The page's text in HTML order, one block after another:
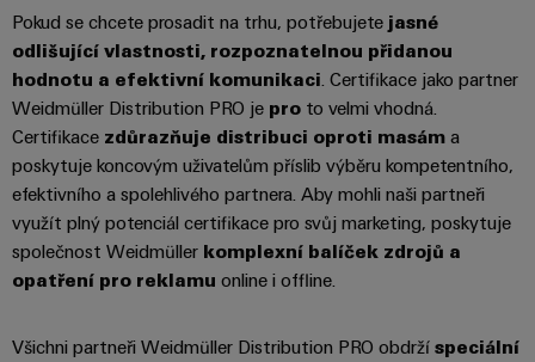
inovace
Praktická
konektivita
pro vaše
průmyslové
odvětví.
Naše
inovace
v oblasti
průmyslové
konektivity.
Pokud se chcete prosadit na trhu, potřebujete jasné
odlišující vlastnosti, rozpoznatelnou přidanou
hodnotu a efektivní komunikaci. Certifikace jako partner
Weidmüller Distribution PRO je pro to velmi vhodná.
Certifikace zdůrazňuje distribuci oproti masám a
poskytuje koncovým uživatelům příslib výběru kompetentního,
efektivního a spolehlivého partnera. Aby mohli naši partneři
využít plný potenciál certifikace pro svůj marketing, poskytuje
společnost Weidmüller komplexní balíček zdrojů a
opatření pro reklamu online i offline.
Všichni partneři Weidmüller Distribution PRO obdrží speciální